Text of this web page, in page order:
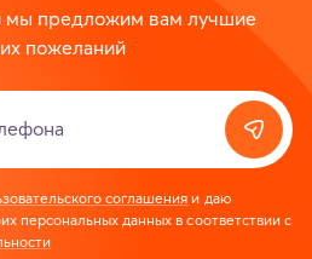
мы предложим вам лучшие
пожеланий
соглашения и даю
персональных данных в соответствии с